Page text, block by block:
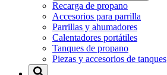
Recarga de propano
Accesorios para parrilla
Parrillas y ahumadores
Calentadores portátiles
Tanques de propano
Piezas y accesorios de tanques